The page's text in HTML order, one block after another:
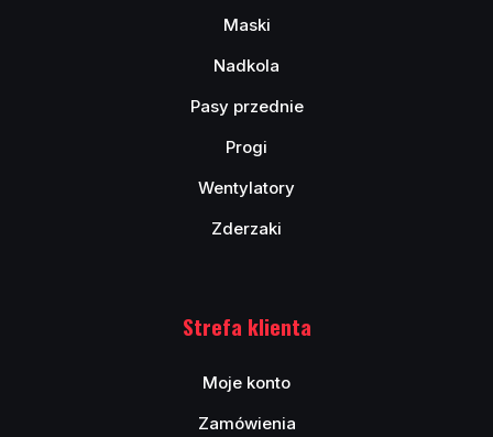
Maski
Nadkola
Pasy przednie
Progi
Wentylatory
Zderzaki
Strefa klienta
Moje konto
Zamówienia